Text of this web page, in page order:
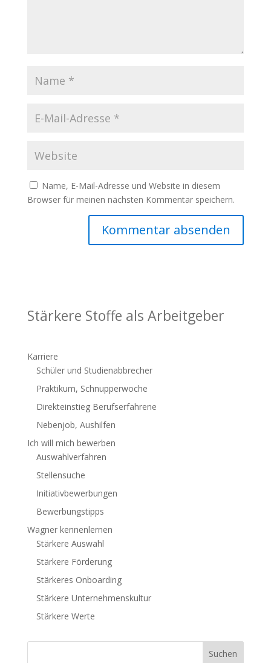
Name, E-Mail-Adresse und Website in diesem
Browser für meinen nächsten Kommentar speichern.
Stärkere Stoffe als Arbeitgeber
Karriere
Schüler und Studienabbrecher
Praktikum, Schnupperwoche
Direkteinstieg Berufserfahrene
Nebenjob, Aushilfen
Ich will mich bewerben
Auswahlverfahren
Stellensuche
Initiativbewerbungen
Bewerbungstipps
Wagner kennenlernen
Stärkere Auswahl
Stärkere Förderung
Stärkeres Onboarding
Stärkere Unternehmenskultur
Stärkere Werte